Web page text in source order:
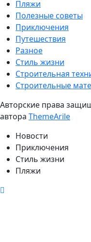
Пляжи
Полезные советы
Приключения
Путешествия
Разное
Стиль жизни
Строительная
Строительные
Авторские права
автора ThemeArile
Новости
Приключения
Стиль жизни
Пляжи